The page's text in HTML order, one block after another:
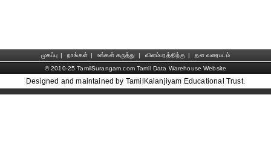
முகப்பு | நாங்கள் | உங்கள் கருத்து | விளம்பரத்திற்கு |
தள வரைபடம்
© 2010-25 TamilSurangam.com Tamil Data Warehouse Website
Designed and maintained by TamilKalanjiyam Educational Trust.